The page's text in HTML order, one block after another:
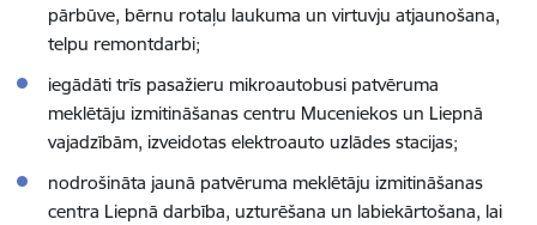
pārbūve, bērnu rotaļu laukuma un virtuvju atjaunošana,
telpu remontdarbi;
iegādāti trīs pasažieru mikroautobusi patvēruma
meklētāju izmitināšanas centru Muceniekos un Liepnā
vajadzībām, izveidotas elektroauto uzlādes stacijas;
nodrošināta jaunā patvēruma meklētāju izmitināšanas
centra Liepnā darbība, uzturēšana un labiekārtošana, lai